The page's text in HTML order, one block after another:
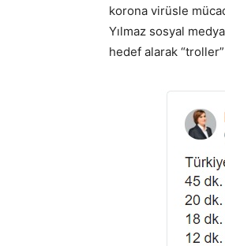
korona virüsle
Yılmaz sosyal
hedef alarak